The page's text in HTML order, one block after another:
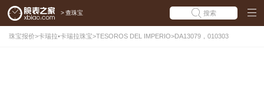
> 查珠宝 搜索
珠宝报价>卡瑞拉•卡瑞拉珠宝>TESOROS DEL IMPERIO>DA13079，010303